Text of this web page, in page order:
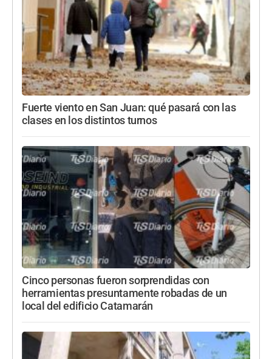
Fuerte viento en San Juan: qué pasará con las
clases en los distintos turnos
Cinco personas fueron sorprendidas con
herramientas presuntamente robadas de un
local del edificio Catamarán